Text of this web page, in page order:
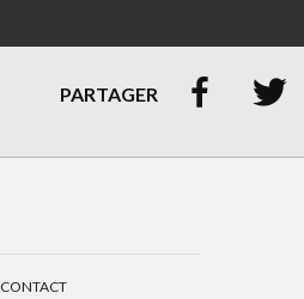
PARTAGER  
CONTACT